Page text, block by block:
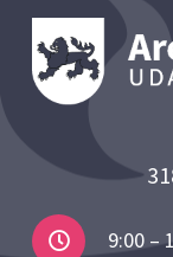
9:00 –